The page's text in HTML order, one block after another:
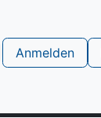
Anmelden